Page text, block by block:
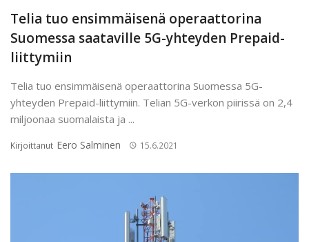
Telia tuo ensimmäisenä operaattorina
Suomessa saataville 5G-yhteyden Prepaid-
liittymiin
Telia tuo ensimmäisenä operaattorina Suomessa 5G-
yhteyden Prepaid-liittymiin. Telian 5G-verkon piirissä on 2,4
miljoonaa suomalaista ja ...
Kirjoittanut Eero Salminen 15.6.2021